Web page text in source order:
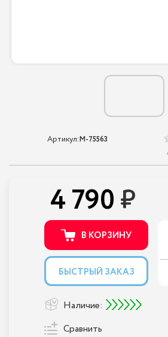
Артикул:M-75563
4 790
В КОРЗИНУ
БЫСТРЫЙ ЗАКАЗ
Наличие:
Сравнить